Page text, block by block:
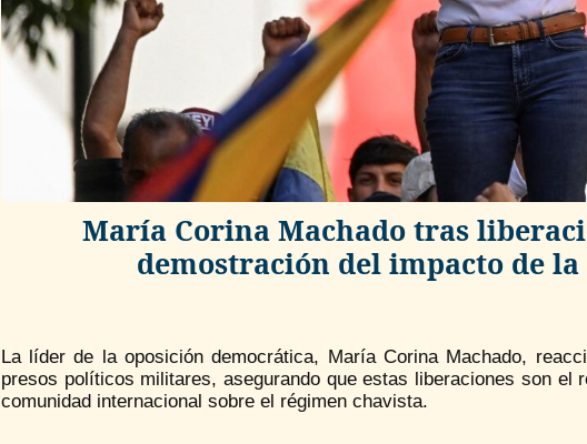
María Corina Machado tras
demostración del impacto de
La líder de la oposición democrática, María Corina Machado,
presos políticos militares, asegurando que estas liberaciones son
comunidad internacional sobre el régimen chavista.